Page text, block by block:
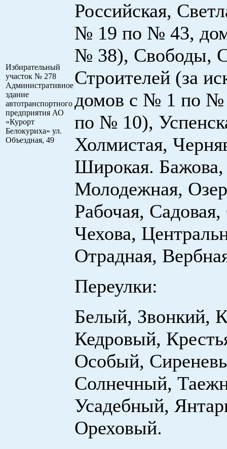
Избирательный
участок № 278
Административное
здание
автотранспортного
пред­приятия АО
«Курорт
Белокуриха» ул.
Объездная, 49
Российская,
№ 19 по № 43,
№ 38), Свободы,
Строителей (за
домов с № 1 по
по № 10),
Холмистая,
Широкая. Бажова,
Молодежная,
Рабочая,
Чехова,
Отрадная,
Переулки:
Белый, Звонкий,
Кедровый,
Особый,
Солнечный,
Усадебный,
Ореховый.